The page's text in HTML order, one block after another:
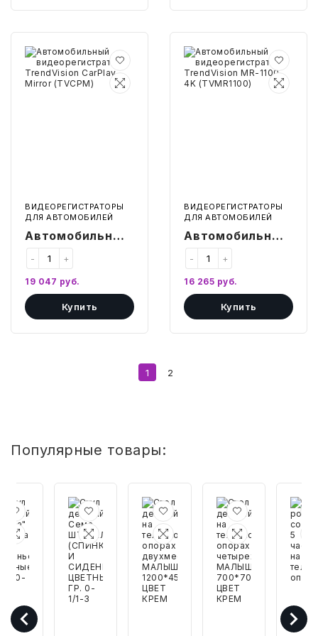
Автомобильный
видеорегистратор
TrendVision
CarPlay
ВИДЕОРЕГИСТРАТОРЫ
ДЛЯ АВТОМОБИЛЕЙ
Автомобильный
видеорегистратор
TrendVision
CarPlay Mirror
(TVCPM)
+
-
19 047 руб.
Купить
Автомобильный
видеорегистратор
TrendVision
MR-
ВИДЕОРЕГИСТРАТОРЫ
ДЛЯ АВТОМОБИЛЕЙ
Автомобильный
видеорегистратор
TrendVision MR-
1100 4K
(TVMR1100)
+
-
16 265 руб.
Купить
1 2
Популярные товары:
Стул
детский
Сема
ШТАБЕЛИРУЕМЫЙ
(СПИНКА
И
СИДЕНЬЕ
ЦВЕТНЫЕ)
ГР.
0-
Стол
детский
на
телескопических
опорах
двухместный
МАЛЫШ
1200*450
ЦВЕТ
КРЕМ
Стол
детский
на
телескопических
опорах
четырехместный
МАЛЫШ-1/2
700*700
ЦВЕТ
КРЕМ
Стол
5
на